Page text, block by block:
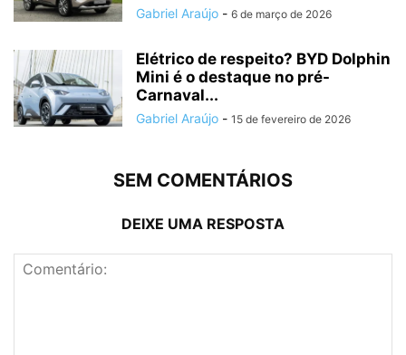
Gabriel Araújo - 6 de março de 2026
Elétrico de respeito? BYD Dolphin
Mini é o destaque no pré-
Carnaval...
Gabriel Araújo - 15 de fevereiro de 2026
SEM COMENTÁRIOS
DEIXE UMA RESPOSTA